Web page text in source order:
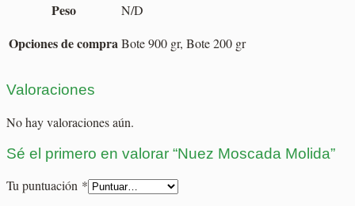
Peso N/D
Opciones de compraBote 900 gr, Bote 200 gr
Valoraciones
No hay valoraciones aún.
Sé el primero en valorar “Nuez Moscada Molida”
Tu puntuación *